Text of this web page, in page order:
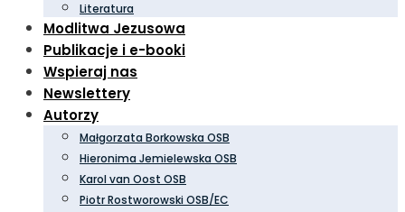
Literatura
Modlitwa Jezusowa
Publikacje i e-booki
Wspieraj nas
Newslettery
Autorzy
Małgorzata Borkowska OSB
Hieronima Jemielewska OSB
Karol van Oost OSB
Piotr Rostworowski OSB/EC